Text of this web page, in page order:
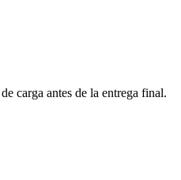
carga antes de la entrega final.